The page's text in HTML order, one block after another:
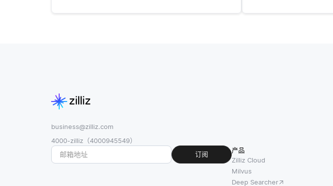
business@zilliz.com
4000-zilliz（4000945549）
订阅
产品
Zilliz Cloud
Milvus
Deep Searcher